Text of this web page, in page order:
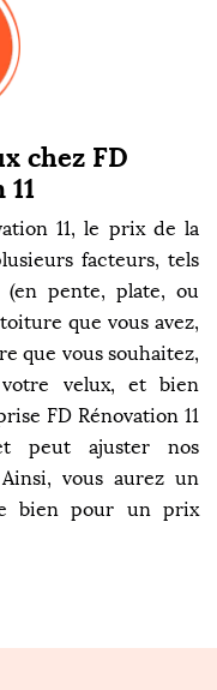
chez FD
11, le prix de la
facteurs, tels
pente, plate, ou
que vous avez,
que vous souhaitez,
velux, et bien
FD Rénovation 11
peut ajuster nos
vous aurez un
bien pour un prix